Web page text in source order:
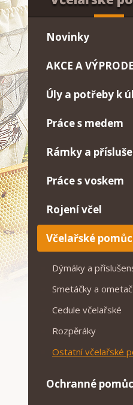
Novinky
AKCE A
Úly a potřeby k
Práce s medem
Rámky a
Práce s voskem
Rojení včel
Včelařské
Dýmáky a
Smetáčky a
Cedule včelařské
Rozpěráky
Ostatní včelařské
Ochranné